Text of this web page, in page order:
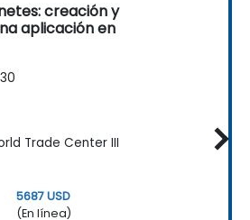
creación y
aplicación en
Trade Center III
5687 USD
(En línea)